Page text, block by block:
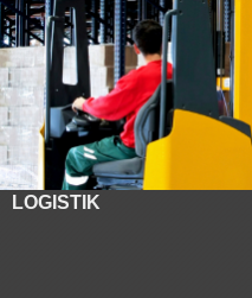
LOGISTIK